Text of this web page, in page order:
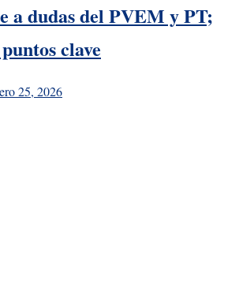
a dudas del PVEM y PT;
clave
25, 2026